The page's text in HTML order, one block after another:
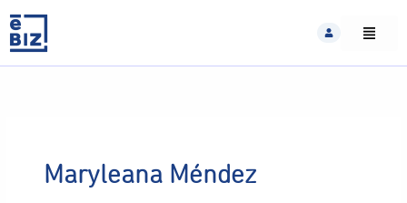
content
Maryleana Méndez